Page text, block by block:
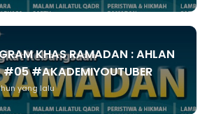
KHAS RAMADAN : AHLAN
#05 #AKADEMIYOUTUBER
yang lalu